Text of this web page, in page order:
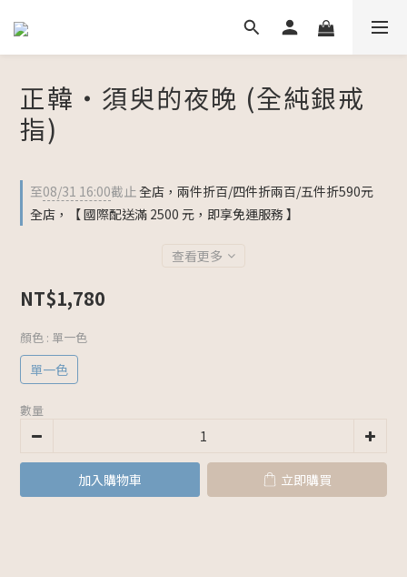
正韓・須臾的夜晚 (全純銀戒
指)
至08/31 16:00截止全店，兩件折百/四件折兩百/五件折590元
全店，【 國際配送滿 2500 元，即享免運服務 】
查看更多
NT$1,780
顏色 : 單一色
單一色
數量
加入購物車 立即購買